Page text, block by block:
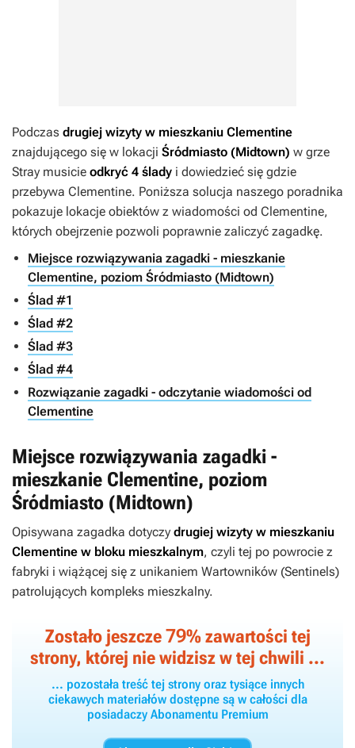
Podczas drugiej wizyty w mieszkaniu Clementine
znajdującego się w lokacji Śródmiasto (Midtown) w grze
Stray musicie odkryć 4 ślady i dowiedzieć się gdzie
przebywa Clementine. Poniższa solucja naszego poradnika
pokazuje lokacje obiektów z wiadomości od Clementine,
których obejrzenie pozwoli poprawnie zaliczyć zagadkę.
Miejsce rozwiązywania zagadki - mieszkanie
Clementine, poziom Śródmiasto (Midtown)
Ślad #1
Ślad #2
Ślad #3
Ślad #4
Rozwiązanie zagadki - odczytanie wiadomości od
Clementine
Miejsce rozwiązywania zagadki -
mieszkanie Clementine, poziom
Śródmiasto (Midtown)
Opisywana zagadka dotyczy drugiej wizyty w mieszkaniu
Clementine w bloku mieszkalnym, czyli tej po powrocie z
fabryki i wiążącej się z unikaniem Wartowników (Sentinels)
patrolujących kompleks mieszkalny.
Zostało jeszcze79% zawartości tej
strony, której nie widzisz w tej chwili ...
... pozostała treść tej strony oraz tysiące innych
ciekawych materiałów dostępne są w całości dla
posiadaczy Abonamentu Premium